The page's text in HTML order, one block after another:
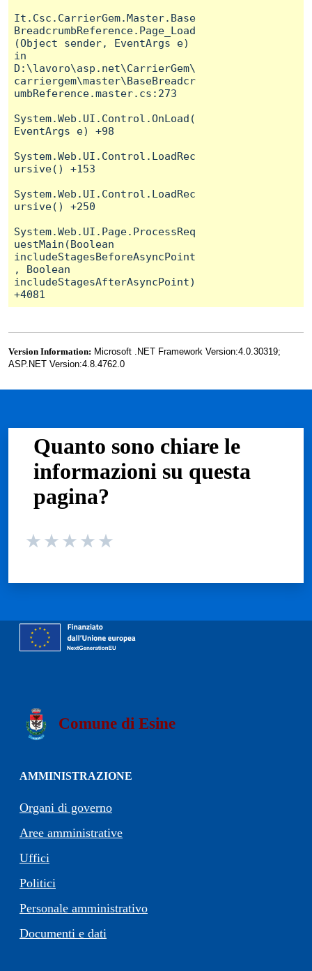
It.Csc.CarrierGem.Master.Base
BreadcrumbReference.Page_Load
(Object sender, EventArgs e)
in
D:\lavoro\asp.net\CarrierGem\
carriergem\master\BaseBreadcr
umbReference.master.cs:273
System.Web.UI.Control.OnLoad(
EventArgs e) +98
System.Web.UI.Control.LoadRec
ursive() +153
System.Web.UI.Control.LoadRec
ursive() +250
System.Web.UI.Page.ProcessReq
uestMain(Boolean
includeStagesBeforeAsyncPoint
, Boolean
includeStagesAfterAsyncPoint)
Version Information: Microsoft .NET Framework Version:4.0.30319;
ASP.NET Version:4.8.4762.0
Quanto sono chiare le
informazioni su questa
pagina?
Valuta da 1 a 5 stelle la pagina
Comune di Esine
AMMINISTRAZIONE
Organi di governo
Aree amministrative
Uffici
Politici
Personale amministrativo
Documenti e dati